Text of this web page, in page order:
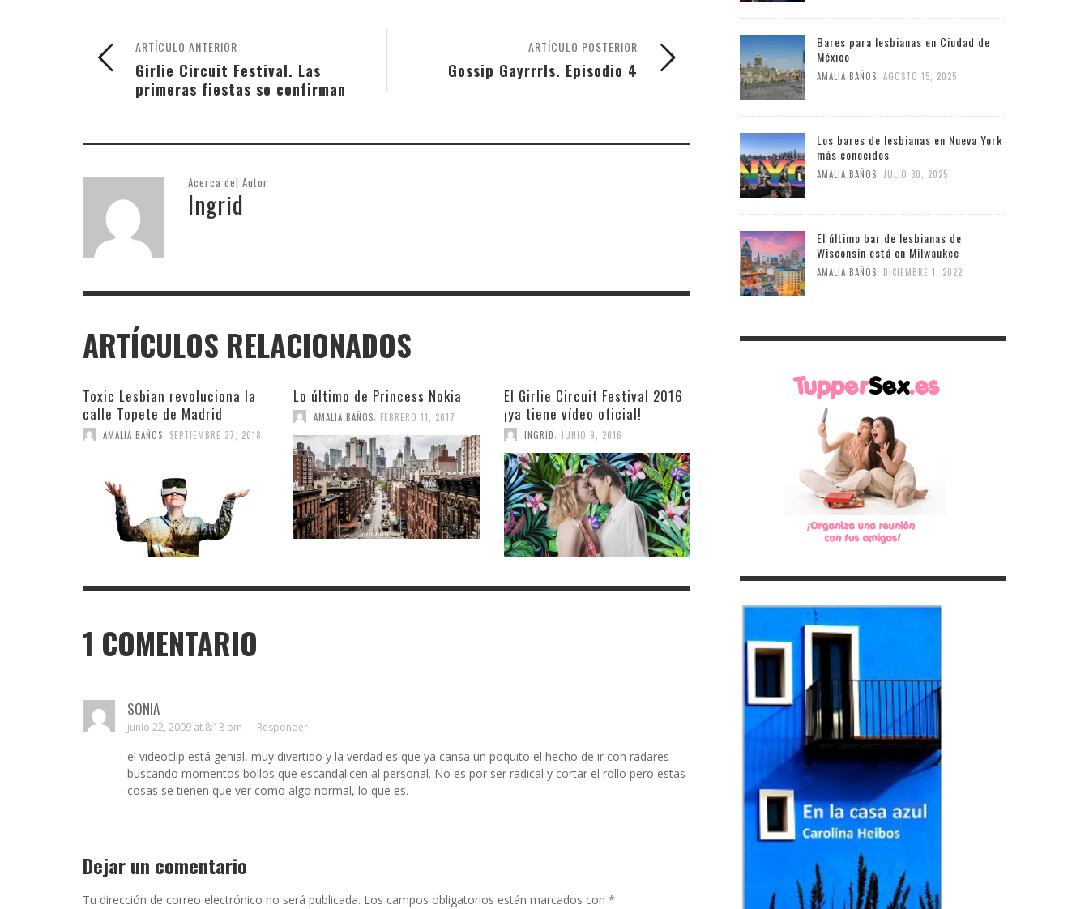
ARTÍCULO POSTERIOR
Gossip Gayrrrls. Episodio 4
ARTÍCULO ANTERIOR
Girlie Circuit Festival. Las
primeras fiestas se confirman
Acerca del Autor
Ingrid
ARTÍCULOS RELACIONADOS
Toxic Lesbian revoluciona la
calle Topete de Madrid
AMALIA BAÑOS SEPTIEMBRE 27, 2018
Lo último de Princess Nokia
AMALIA BAÑOS FEBRERO 11, 2017
El Girlie Circuit Festival 2016
¡ya tiene vídeo oficial!
INGRID JUNIO 9, 2016
1 COMENTARIO
SONIA
junio 22, 2009 at 8:18 pm — Responder
el videoclip está genial, muy divertido y la verdad es que ya cansa un poquito el hecho de ir con radares
buscando momentos bollos que escandalicen al personal. No es por ser radical y cortar el rollo pero estas
cosas se tienen que ver como algo normal, lo que es.
Dejar un comentario
Tu dirección de correo electrónico no será publicada. Los campos obligatorios están marcados con *
Bares para lesbianas en Ciudad de
México
AMALIA BAÑOS AGOSTO 15, 2025
Los bares de lesbianas en Nueva York
más conocidos
AMALIA BAÑOS JULIO 30, 2025
El último bar de lesbianas de
Wisconsin está en Milwaukee
AMALIA BAÑOS DICIEMBRE 1, 2022